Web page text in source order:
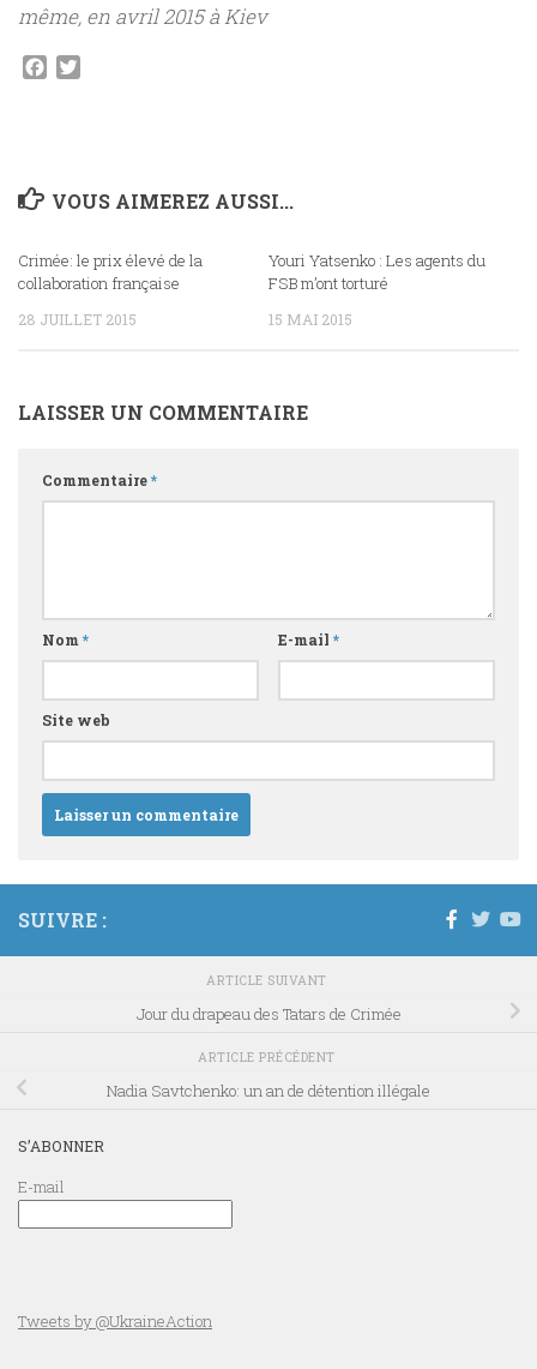
même, en avril 2015 à Kiev
Facebook
VOUS AIMEREZ AUSSI...
Crimée: le prix élevé de la
collaboration française
28 JUILLET 2015
Youri Yatsenko : Les agents du
FSB m’ont torturé
15 MAI 2015
LAISSER UN COMMENTAIRE
Commentaire*
Nom * E-mail *
Site web
SUIVRE :
ARTICLE SUIVANT
Jour du drapeau des Tatars de Crimée
ARTICLE PRÉCÉDENT
Nadia Savtchenko: un an de détention illégale
S’ABONNER
E-mail
Tweets by @UkraineAction